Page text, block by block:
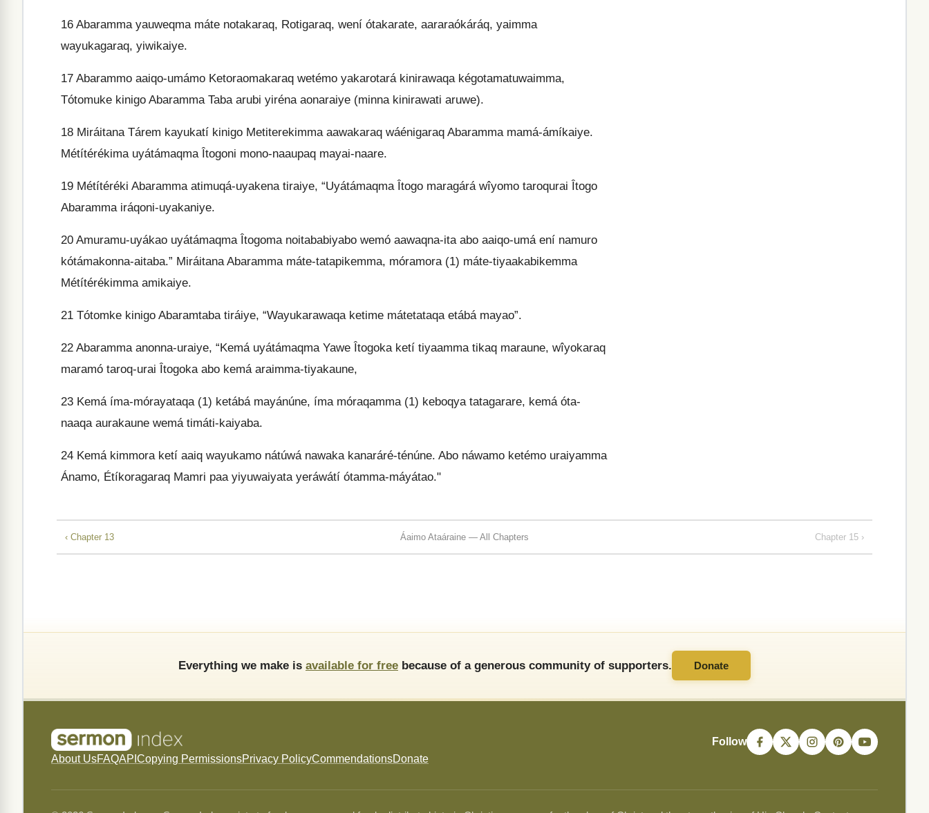
16 Abaramma yauweqma máte notakaraq, Rotigaraq, wení ótakarate, aararaókáráq, yaimma
wayukagaraq, yiwikaiye.
17 Abarammo aaiqo-umámo Ketoraomakaraq wetémo yakarotará kinirawaqa kégotamatuwaimma,
Tótomuke kinigo Abaramma Taba arubi yiréna aonaraiye (minna kinirawati aruwe).
18 Miráitana Tárem kayukatí kinigo Metiterekimma aawakaraq wáénigaraq Abaramma mamá-ámíkaiye.
Métítérékima uyátámaqma Îtogoni mono-naaupaq mayai-naare.
19 Métítéréki Abaramma atimuqá-uyakena tiraiye, “Uyátámaqma Îtogo maragárá wîyomo taroqurai Îtogo
Abaramma iráqoni-uyakaniye.
20 Amuramu-uyákao uyátámaqma Îtogoma noitababiyabo wemó aawaqna-ita abo aaiqo-umá ení namuro
kótámakonna-aitaba.” Miráitana Abaramma máte-tatapikemma, móramora (1) máte-tiyaakabikemma
Métítérékimma amikaiye.
21 Tótomke kinigo Abaramtaba tiráiye, “Wayukarawaqa ketime mátetataqa etábá mayao”.
22 Abaramma anonna-uraiye, “Kemá uyátámaqma Yawe Îtogoka ketí tiyaamma tikaq maraune, wîyokaraq
maramó taroq-urai Îtogoka abo kemá araimma-tiyakaune,
23 Kemá íma-mórayataqa (1) ketábá mayánúne, íma móraqamma (1) keboqya tatagarare, kemá óta-
naaqa aurakaune wemá timáti-kaiyaba.
24 Kemá kimmora ketí aaiq wayukamo nátúwá nawaka kanaráré-ténúne. Abo náwamo ketémo uraiyamma
Ánamo, Étíkoragaraq Mamri paa yiyuwaiyata yeráwátí ótamma-máyátao."
‹ Chapter 13 Áaimo Ataáraine — All Chapters Chapter 15 ›
Everything we make is available for free because of a generous community of supporters. Donate
About UsFAQAPI Copying PermissionsPrivacy PolicyCommendationsDonate
Follow